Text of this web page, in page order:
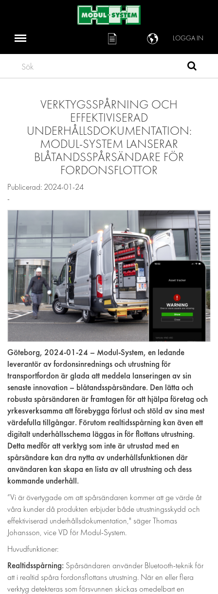
LOGGA IN
Sök
VERKTYGSSPÅRNING OCH
EFFEKTIVISERAD
UNDERHÅLLSDOKUMENTATION:
MODUL-SYSTEM LANSERAR
BLÅTANDSSPÅRSÄNDARE FÖR
FORDONSFLOTTOR
Publicerad: 2024-01-24
-
Göteborg, 2024-01-24 – Modul-System, en ledande
leverantör av fordonsinrednings och utrustning för
transportfordon är glada att meddela lanseringen av sin
senaste innovation – blåtandsspårsändare. Den lätta och
robusta spårsändaren är framtagen för att hjälpa företag och
yrkesverksamma att förebygga förlust och stöld av sina mest
värdefulla tillgångar. Förutom realtidsspårning kan även ett
digitalt underhållsschema läggas in för flottans utrustning.
Detta medför att verktyg som inte är utrustad med en
spårsändare kan dra nytta av underhållsfunktionen där
användaren kan skapa en lista av all utrustning och dess
kommande underhåll.
”Vi är övertygade om att spårsändaren kommer att ge värde åt
våra kunder då produkten erbjuder både utrustningsskydd och
effektiviserad underhållsdokumentation," säger Thomas
Johansson, vice VD för Modul-System.
Huvudfunktioner:
Realtidsspårning: Spårsändaren använder Bluetooth-teknik för
att i realtid spåra fordonsflottans utrustning. När en eller flera
verktyg detekteras som försvunnen skickas omedelbart en